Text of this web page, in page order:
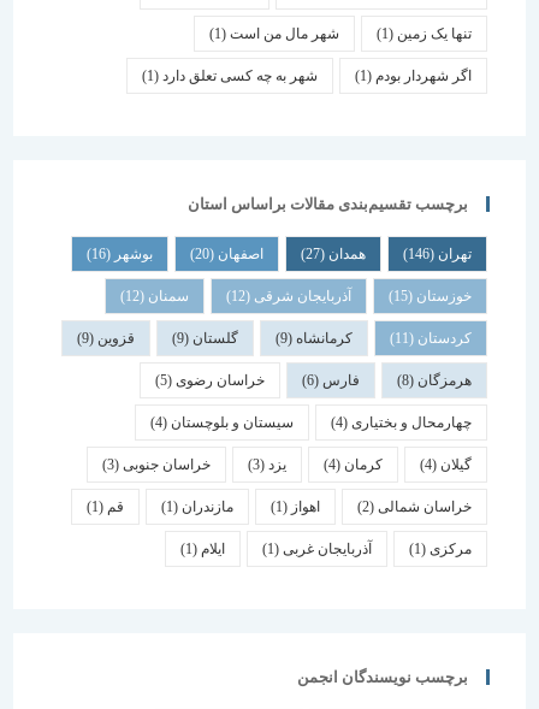
تنها یک زمین(1) شهر مال من است(1)
اگر شهردار بودم (1) شهر به چه کسی تعلق دارد(1)
برچسب تقسیم‌بندی مقالات براساس استان
همدان اصفهان (20) بوشهر
خوزستان(15) آذربایجان شرقی(12) سمنان (12)
کردستان(11) کرمانشاه(9) گلستان (9) قزوین
هرمزگان(8) فارس خراسان رضوی(5)
چهارمحال و بختیاری (4) سیستان و بلوچستان(4)
کرمان یزد خراسان جنوبی(3)
خراسان شمالی(2) اهواز مازندران(1) قم
(1) آذربایجان غربی(1) ایلام
برچسب نویسندگان انجمن